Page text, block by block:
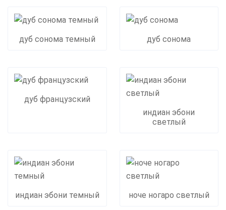
дуб сонома темный дуб сонома
дуб французский
индиан эбони
светлый
индиан эбони темный ноче ногаро светлый